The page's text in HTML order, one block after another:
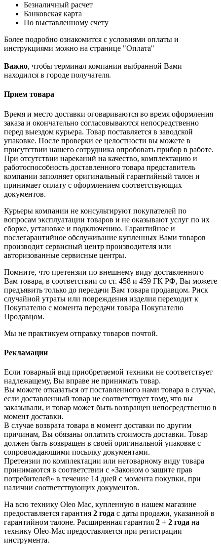
Безналичный расчет
Банковская карта
По выставленному счету
Более подробно ознакомится с условиями оплаты и
инструкциями можно на странице "Оплата"
Важно, чтобы терминал компании выбранной Вами
находился в городе получателя.
Прием товара
Время и место доставки оговариваются во время оформления
заказа и окончательно согласовываются непосредственно
перед выездом курьера. Товар поставляется в заводской
упаковке. После проверки ее целостности вы можете в
присутствии нашего сотрудника опробовать прибор в работе.
При отсутствии нареканий на качество, комплектацию и
работоспособность доставленного товара представитель
компании заполняет оригинальный гарантийный талон и
принимает оплату с оформлением соответствующих
документов.
Курьеры компании не консультируют покупателей по
вопросам эксплуатации товаров и не оказывают услуг по их
сборке, установке и подключению. Гарантийное и
послегарантийное обслуживание купленных Вами товаров
производит сервисный центр производителя или
авторизованные сервисные центры.
Помните, что претензии по внешнему виду доставленного
Вам товара, в соответствии со ст. 458 и 459 ГК РФ, Вы можете
предъявить только до передачи Вам товара продавцом. Риск
случайной утраты или повреждения изделия переходит к
Покупателю с момента передачи товара Покупателю
Продавцом.
Мы не практикуем отправку товаров почтой.
Рекламации
Если товарный вид приобретаемой техники не соответствует
надлежащему, Вы вправе не принимать товар.
Вы можете отказаться от поставленного нами товара в случае,
если доставленный товар не соответствует тому, что вы
заказывали, и товар может быть возвращен непосредственно в
момент доставки.
В случае возврата товара в момент доставки по другим
причинам, Вы обязаны оплатить стоимость доставки. Товар
должен быть возвращен в своей оригинальной упаковке с
сопровождающими посылку документами.
Претензии по комплектации или нетоварному виду товара
принимаются в соответствии с «Законом о защите прав
потребителей» в течение 14 дней с момента покупки, при
наличии соответствующих документов.
На всю технику Oleo Mac, купленную в нашем магазине
предоставляется гарантия 2 года с даты продажи, указанной в
гарантийном талоне. Расширенная гарантия 2 + 2 года на
технику Oleo-Mac предоставляется при регистрации
инструмента.